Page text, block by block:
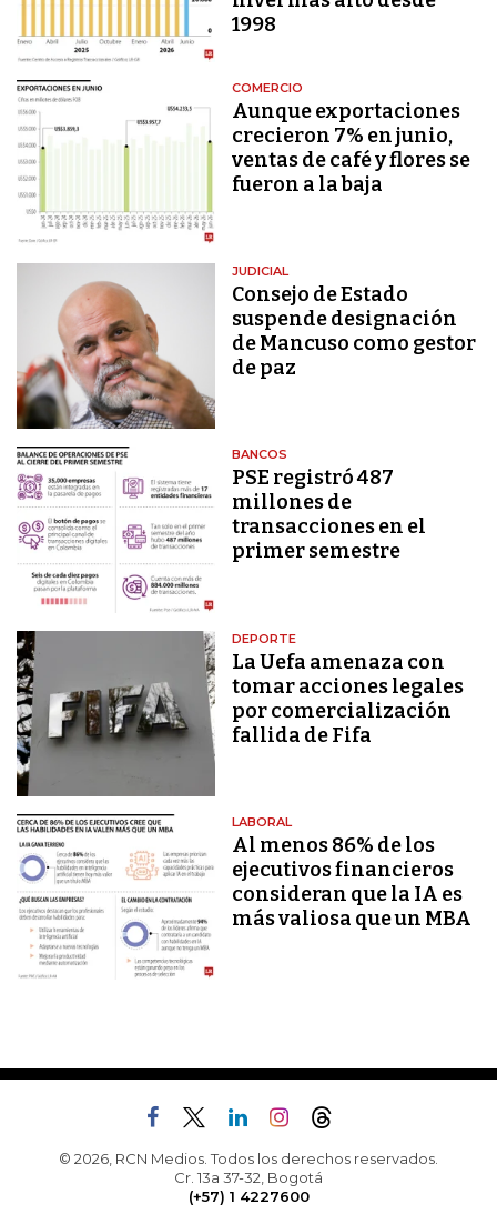
1998
COMERCIO
Aunque exportaciones
crecieron 7% en junio,
ventas de café y flores se
fueron a la baja
JUDICIAL
Consejo de Estado
suspende designación
de Mancuso como gestor
de paz
BANCOS
PSE registró 487
millones de
transacciones en el
primer semestre
DEPORTE
La Uefa amenaza con
tomar acciones legales
por comercialización
fallida de Fifa
LABORAL
Al menos 86% de los
ejecutivos financieros
consideran que la IA es
más valiosa que un MBA
© 2026, RCN Medios. Todos los derechos reservados.
Cr. 13a 37-32, Bogotá
(+57) 1 4227600